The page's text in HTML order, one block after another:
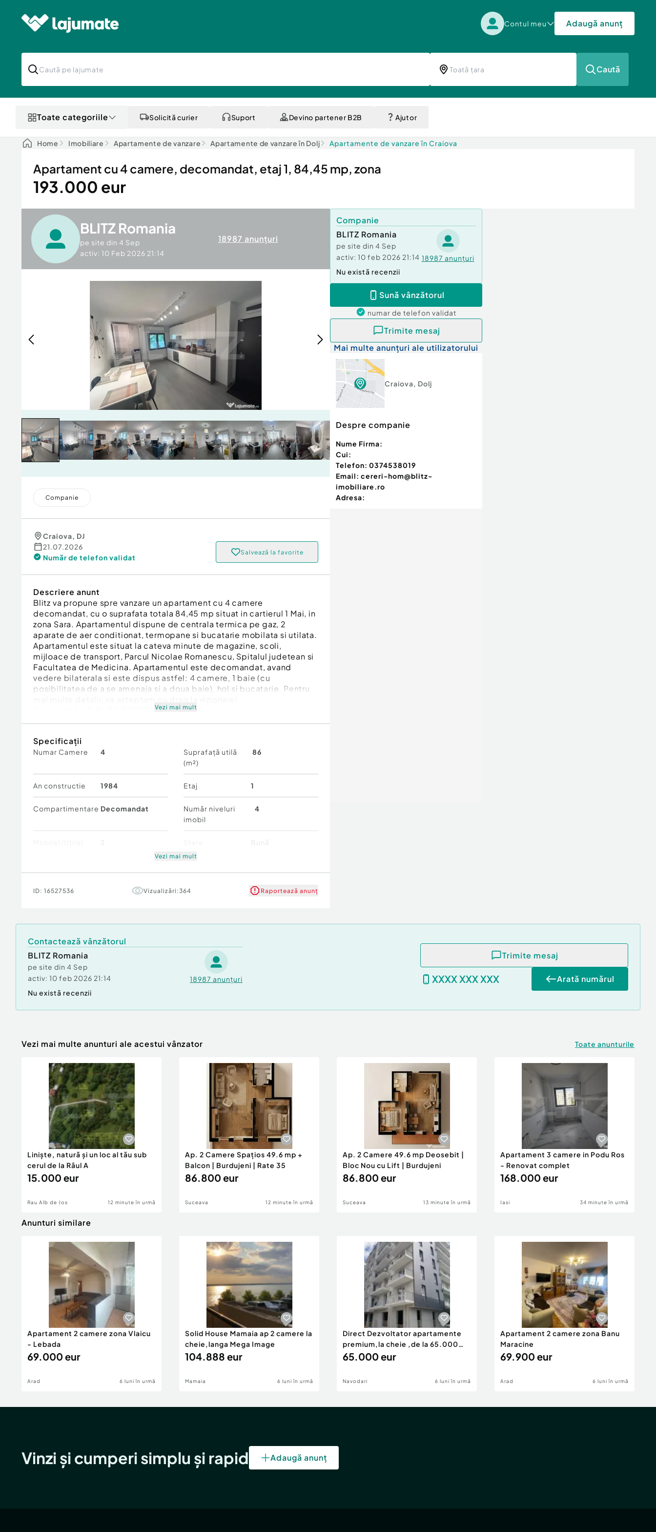
Contul meu Adaugă anunț
Caută
Toate categoriile Solicită curier Suport Devino partener B2B Ajutor
Home Imobiliare Apartamente de vanzare Apartamente de vanzare în Dolj Apartamente de vanzare în Craiova
Apartament cu 4 camere, decomandat, etaj 1, 84,45 mp, zona
193.000 eur
BLITZ Romania
pe site din 4 Sep
activ: 10 Feb 2026 21:14
18987 anunțuri
Companie
Craiova, DJ
21.07.2026
Număr de telefon validat
Salvează la favorite
Descriere anunt
Blitz va propune spre vanzare un apartament cu 4 camere
decomandat, cu o suprafata totala 84,45 mp situat in cartierul 1 Mai, in
zona Sara. Apartamentul dispune de centrala termica pe gaz, 2
aparate de aer conditionat, termopane si bucatarie mobilata si utilata.
Apartamentul este situat la cateva minute de magazine, scoli,
mijloace de transport, Parcul Nicolae Romanescu, Spitalul judetean si
Facultatea de Medicina. Apartamentul este decomandat, avand
vedere bilaterala si este dispus astfel: 4 camere, 1 baie (cu
posibilitatea de a se amenaja si a doua baie), hol si bucatarie. Pentru
Confort:1
Tip imobil:Bloc de apartamente
Vezi mai mult
Specificații
Numar Camere 4
Suprafață utilă
(m²)
86
An constructie 1984 Etaj 1
Compartimentare Decomandat
Număr niveluri
imobil
4
Vezi mai mult
ID: 16527536 Vizualizări:364 Raportează anunț
Companie
BLITZ Romania
pe site din 4 Sep
activ: 10 feb 2026 21:14 18987 anunțuri
Nu există recenzii
Sună vânzătorul
numar de telefon validat
Trimite mesaj
Mai multe anunțuri ale utilizatorului
Craiova, Dolj
Despre companie
Nume Firma:
Cui:
Telefon: 0374538019
Email: cereri-hom@blitz-
imobiliare.ro
Adresa:
Contactează vânzătorul
BLITZ Romania
pe site din 4 Sep
activ: 10 feb 2026 21:14 18987 anunțuri
Nu există recenzii
Trimite mesaj
XXXX XXX XXX Arată numărul
Vezi mai multe anunturi ale acestui vânzator Toate anunturile
Liniște, natură și un loc al tău sub
cerul de la Râul A
15.000 eur
Rau Alb de Jos 12 minute în urmă
Ap. 2 Camere Spațios 49.6 mp +
Balcon | Burdujeni | Rate 35
86.800 eur
Suceava 12 minute în urmă
Ap. 2 Camere 49.6 mp Deosebit |
Bloc Nou cu Lift | Burdujeni
86.800 eur
Suceava 13 minute în urmă
Apartament 3 camere in Podu Ros
- Renovat complet
168.000 eur
Iasi 34 minute în urmă
Anunturi similare
Apartament 2 camere zona Vlaicu
- Lebada
69.000 eur
Arad 6 luni în urmă
Solid House Mamaia ap 2 camere la
cheie,langa Mega Image
104.888 eur
Mamaia 6 luni în urmă
Direct Dezvoltator apartamente
premium,la cheie ,de la 65.000
eur
65.000 eur
Navodari 6 luni în urmă
Apartament 2 camere zona Banu
Maracine
69.900 eur
Arad 6 luni în urmă
Vinzi și cumperi simplu și rapid Adaugă anunț